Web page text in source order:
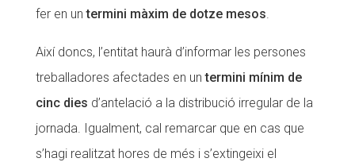
fer en untermini màxim de dotze mesos.
Així doncs, l’entitat haurà d’informar les persones
treballadores afectades en untermini mínim de
cinc dies d’antelació a la distribució irregular de la
jornada. Igualment, cal remarcar que en cas que
s’hagi realitzat hores de més i s’extingeixi el